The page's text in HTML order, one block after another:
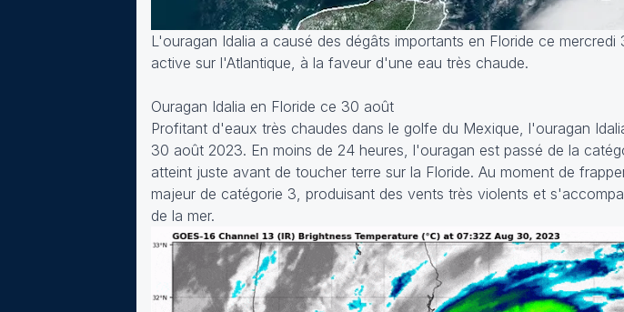
L'ouragan Idalia a causé des dégâts importants en Floride ce
active sur l'Atlantique, à la faveur d'une eau très chaude.
Ouragan Idalia en Floride ce 30 août
Profitant d'eaux très chaudes dans le golfe du Mexique, l'ouragan
30 août 2023. En moins de 24 heures, l'ouragan est passé de la
atteint juste avant de toucher terre sur la Floride. Au moment de
majeur de catégorie 3, produisant des vents très violents et
de la mer.